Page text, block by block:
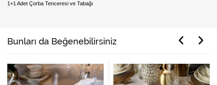
1+1 Adet Çorba Tenceresi ve Tabağı
Bunları da Beğenebilirsiniz